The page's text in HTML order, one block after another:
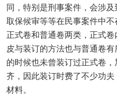
同，特别是刑事案件，会涉及
取保候审等等在民事案件中
正式卷和普通卷两类，正式
皮与装订的方法也与普通卷
的时候也未曾装订过正式卷
齐，因此装订时费了不少功
材料。